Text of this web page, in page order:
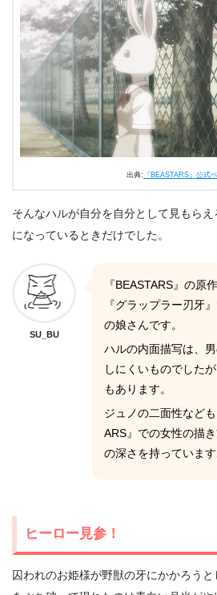
出典: 『BEASTARS』公式
そんなハルが自分を自分として見もら
になっているときだけでした。
SU_BU
『BEASTARS』の原
『グラップラー刃牙
の娘さんです。
ハルの内面描写は、
しにくいものでした
もあります。
ジュノの二面性など
ARS』での女性の描
の深さを持っています
ヒーロー見参！
囚われのお姫様が野獣の牙にかかろう